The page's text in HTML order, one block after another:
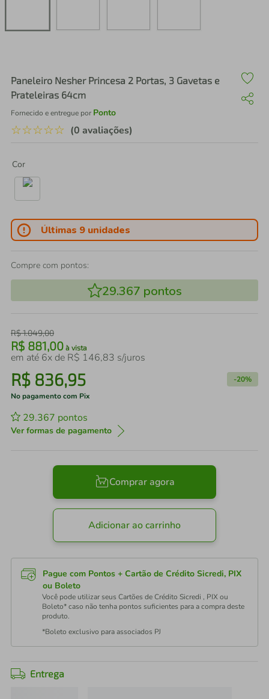
Paneleiro Nesher Princesa 2 Portas, 3 Gavetas e
Prateleiras 64cm
Fornecido e entregue por Ponto
☆☆☆☆☆ (0 avaliações)
Cor
Últimas 9 unidades
Compre com pontos:
29.367 pontos
R$1.049,00
R$ 881,00 à vista
em até 6x de R$ 146,83 s/juros
R$ 836,95 -20%
No pagamento com Pix
29.367 pontos
Ver formas de pagamento
Comprar agora
Adicionar ao carrinho
Pague com Pontos + Cartão de Crédito Sicredi, PIX
ou Boleto
Você pode utilizar seus Cartões de Crédito Sicredi , PIX ou
Boleto* caso não tenha pontos suficientes para a compra deste
produto.
*Boleto exclusivo para associados PJ
Entrega